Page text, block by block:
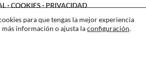
·COOKIES · PRIVACIDAD
para que tengas la mejor experiencia
más información o ajusta laconfiguración.